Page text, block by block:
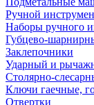
Ручной
Наборы ручного
Губцево-
Заклепочники
Ударный и
Столярно-
Ключи гаечные,
Отвертки